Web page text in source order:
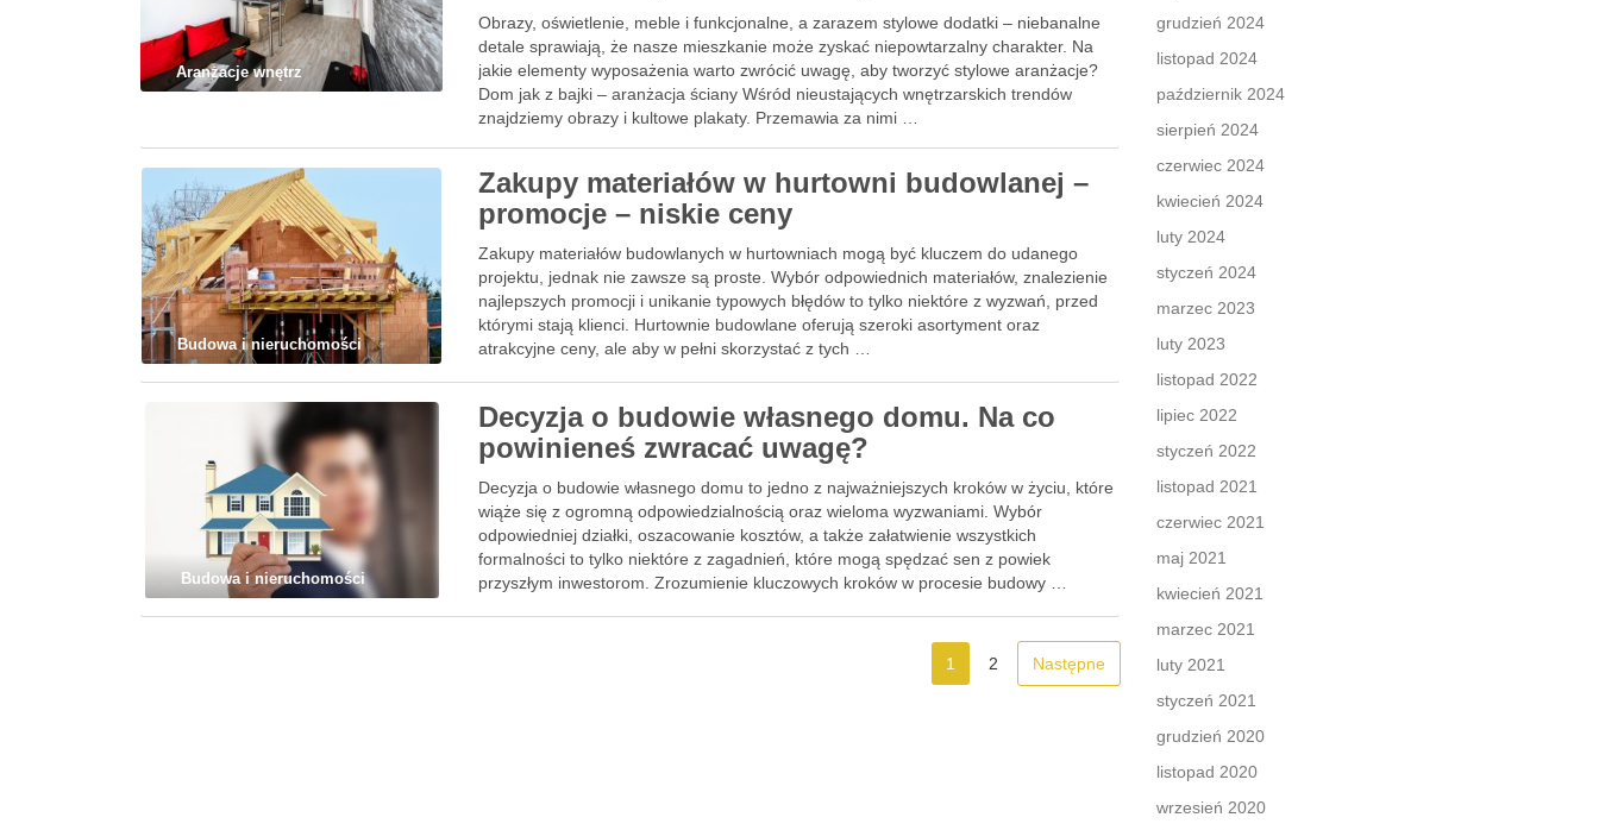
Aranżacje wnętrz
Obrazy, oświetlenie, meble i funkcjonalne, a zarazem stylowe dodatki – niebanalne
detale sprawiają, że nasze mieszkanie może zyskać niepowtarzalny charakter. Na
jakie elementy wyposażenia warto zwrócić uwagę, aby tworzyć stylowe aranżacje?
Dom jak z bajki – aranżacja ściany Wśród nieustających wnętrzarskich trendów
znajdziemy obrazy i kultowe plakaty. Przemawia za nimi …
Budowa i nieruchomości
Zakupy materiałów w hurtowni budowlanej –
promocje – niskie ceny
Zakupy materiałów budowlanych w hurtowniach mogą być kluczem do udanego
projektu, jednak nie zawsze są proste. Wybór odpowiednich materiałów, znalezienie
najlepszych promocji i unikanie typowych błędów to tylko niektóre z wyzwań, przed
którymi stają klienci. Hurtownie budowlane oferują szeroki asortyment oraz
atrakcyjne ceny, ale aby w pełni skorzystać z tych …
Budowa i nieruchomości
Decyzja o budowie własnego domu. Na co
powinieneś zwracać uwagę?
Decyzja o budowie własnego domu to jedno z najważniejszych kroków w życiu, które
wiąże się z ogromną odpowiedzialnością oraz wieloma wyzwaniami. Wybór
odpowiedniej działki, oszacowanie kosztów, a także załatwienie wszystkich
formalności to tylko niektóre z zagadnień, które mogą spędzać sen z powiek
przyszłym inwestorom. Zrozumienie kluczowych kroków w procesie budowy …
1 2 Następne
grudzień 2024
listopad 2024
październik 2024
sierpień 2024
czerwiec 2024
kwiecień 2024
luty 2024
styczeń 2024
marzec 2023
luty 2023
listopad 2022
lipiec 2022
styczeń 2022
listopad 2021
czerwiec 2021
maj 2021
kwiecień 2021
marzec 2021
luty 2021
styczeń 2021
grudzień 2020
listopad 2020
wrzesień 2020